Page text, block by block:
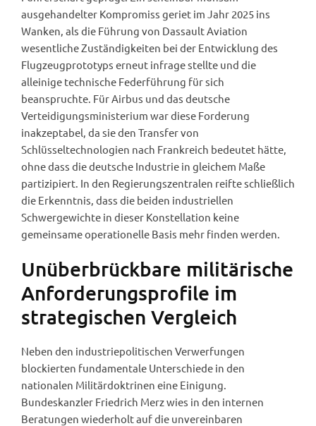
ausgehandelter Kompromiss geriet im Jahr 2025 ins
Wanken, als die Führung von Dassault Aviation
wesentliche Zuständigkeiten bei der Entwicklung des
Flugzeugprototyps erneut infrage stellte und die
alleinige technische Federführung für sich
beanspruchte. Für Airbus und das deutsche
Verteidigungsministerium war diese Forderung
inakzeptabel, da sie den Transfer von
Schlüsseltechnologien nach Frankreich bedeutet hätte,
ohne dass die deutsche Industrie in gleichem Maße
partizipiert. In den Regierungszentralen reifte schließlich
die Erkenntnis, dass die beiden industriellen
Schwergewichte in dieser Konstellation keine
gemeinsame operationelle Basis mehr finden werden.
Unüberbrückbare militärische
Anforderungsprofile im
strategischen Vergleich
Neben den industriepolitischen Verwerfungen
blockierten fundamentale Unterschiede in den
nationalen Militärdoktrinen eine Einigung.
Bundeskanzler Friedrich Merz wies in den internen
Beratungen wiederholt auf die unvereinbaren